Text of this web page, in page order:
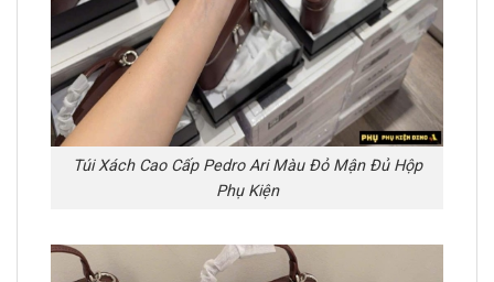
Túi Xách Cao Cấp Pedro Ari Màu Đỏ Mận Đủ Hộp
Phụ Kiện